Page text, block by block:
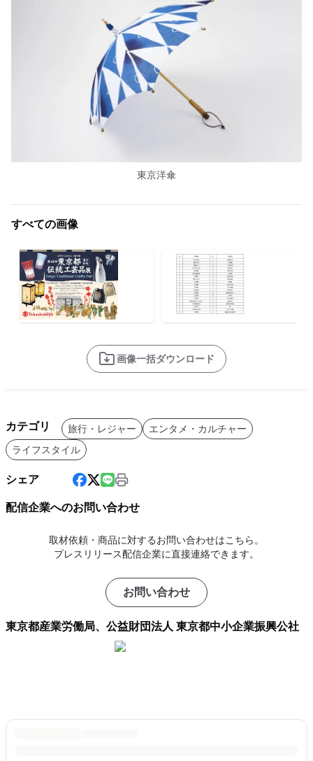
東京洋傘
すべての画像
画像一括ダウンロード
カテゴリ 旅行・レジャー
エンタメ・カルチャー
ライフスタイル
シェア
配信企業へのお問い合わせ
取材依頼・商品に対するお問い合わせはこちら。
プレスリリース配信企業に直接連絡できます。
お問い合わせ
東京都産業労働局、公益財団法人 東京都中小企業振興公社